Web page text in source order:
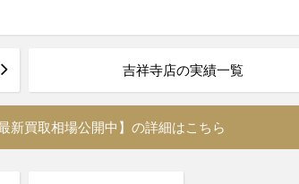
吉祥寺店の実績一覧
新買取相場公開中】の詳細はこちら